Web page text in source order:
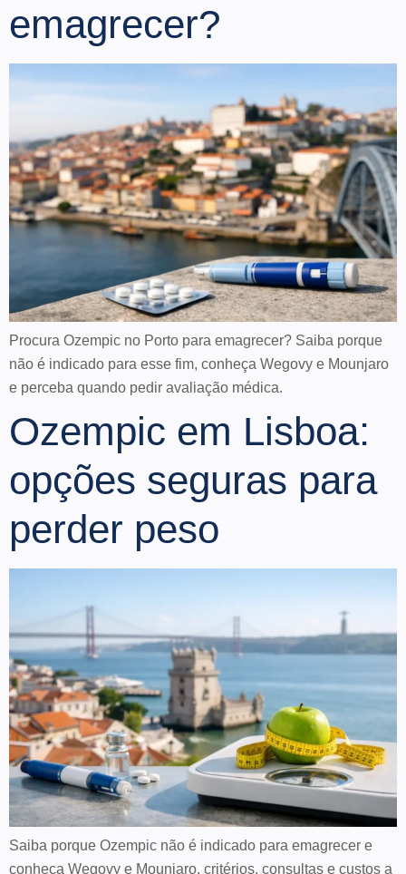
emagrecer?
Procura Ozempic no Porto para emagrecer? Saiba porque
não é indicado para esse fim, conheça Wegovy e Mounjaro
e perceba quando pedir avaliação médica.
Ozempic em Lisboa:
opções seguras para
perder peso
Saiba porque Ozempic não é indicado para emagrecer e
conheça Wegovy e Mounjaro, critérios, consultas e custos a